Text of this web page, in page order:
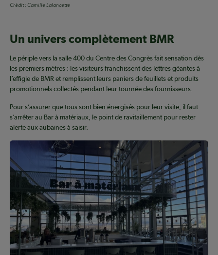
Crédit : Camille Lalancette
Un univers complètement BMR
Le périple vers la salle 400 du Centre des Congrès fait sensation dès
les premiers mètres : les visiteurs franchissent des lettres géantes à
l’effigie de BMR et remplissent leurs paniers de feuillets et produits
promotionnels collectés pendant leur tournée des fournisseurs.
Pour s’assurer que tous sont bien énergisés pour leur visite, il faut
s’arrêter au Bar à matériaux, le point de ravitaillement pour rester
alerte aux aubaines à saisir.